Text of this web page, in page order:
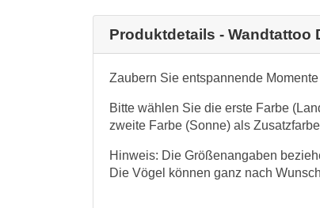
Produktdetails - Wandtattoo
Zaubern Sie entspannende
Bitte wählen Sie die erste Farbe
zweite Farbe (Sonne) als
Hinweis: Die Größenangaben
Die Vögel können ganz nach